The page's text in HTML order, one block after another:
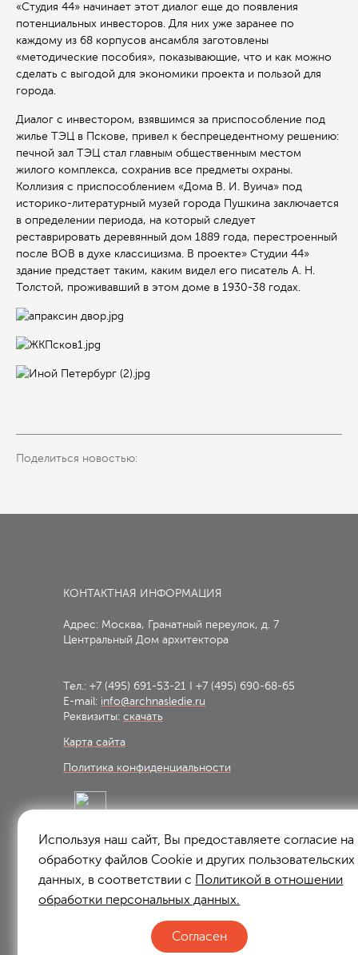
«Студия 44» начинает этот диалог еще до появления
потенциальных инвесторов. Для них уже заранее по
каждому из 68 корпусов ансамбля заготовлены
«методические пособия», показывающие, что и как можно
сделать с выгодой для экономики проекта и пользой для
города.
Диалог с инвестором, взявшимся за приспособление под
жилье ТЭЦ в Пскове, привел к беспрецедентному решению:
печной зал ТЭЦ стал главным общественным местом
жилого комплекса, сохранив все предметы охраны.
Коллизия с приспособлением «Дома В. И. Вуича» под
историко-литературный музей города Пушкина заключается
в определении периода, на который следует
реставрировать деревянный дом 1889 года, перестроенный
после ВОВ в духе классицизма. В проекте» Студии 44»
здание предстает таким, каким видел его писатель А. Н.
Толстой, проживавший в этом доме в 1930-38 годах.
Поделиться новостью:
КОНТАКТНАЯ ИНФОРМАЦИЯ
Адрес: Москва, Гранатный переулок, д. 7
Центральный Дом архитектора
Тел.: +7 (495) 691-53-21
+7 (495) 690-68-65
E-mail: info@archnasledie.ru
Реквизиты: скачать
Карта сайта
Политика конфиденциальности
Подписаться на рассылку:
Подписаться
Я согласен на
обработку персональных данных
Используя наш сайт, Вы предоставляете согласие на
обработку файлов Сookie и других пользовательских
данных, в соответствии с Политикой в отношении
обработки персональных данных.
Согласен